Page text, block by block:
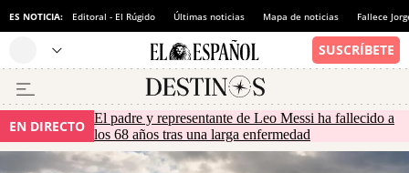
ES NOTICIA: Editoral - El Rúgido Últimas noticias Mapa de noticias Fallece
EN DIRECTO El padre y representante de Leo Messi ha fallecido a
los 68 años tras una larga enfermedad